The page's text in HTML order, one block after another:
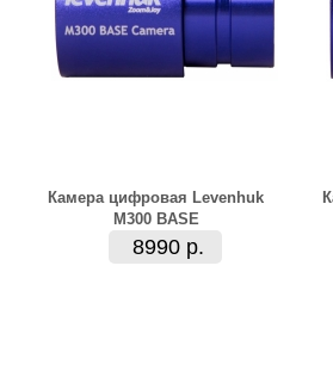
Камера цифровая Levenhuk
M300 BASE
8990 р.